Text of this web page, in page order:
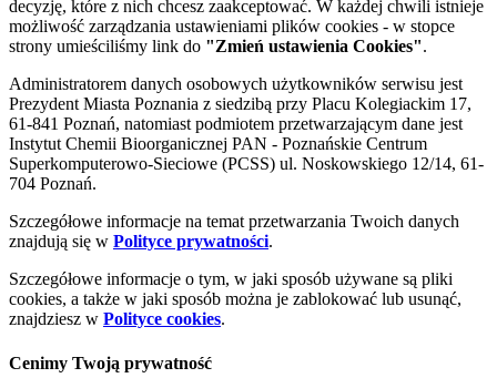
decyzję, które z nich chcesz zaakceptować. W każdej chwili istnieje
możliwość zarządzania ustawieniami plików cookies - w stopce
strony umieściliśmy link do "Zmień ustawienia Cookies".
Administratorem danych osobowych użytkowników serwisu jest
Prezydent Miasta Poznania z siedzibą przy Placu Kolegiackim 17,
61-841 Poznań, natomiast podmiotem przetwarzającym dane jest
Instytut Chemii Bioorganicznej PAN - Poznańskie Centrum
Superkomputerowo-Sieciowe (PCSS) ul. Noskowskiego 12/14, 61-
704 Poznań.
Szczegółowe informacje na temat przetwarzania Twoich danych
znajdują się w Polityce prywatności.
Szczegółowe informacje o tym, w jaki sposób używane są pliki
cookies, a także w jaki sposób można je zablokować lub usunąć,
znajdziesz w Polityce cookies.
Cenimy Twoją prywatność